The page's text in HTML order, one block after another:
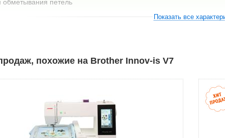
обметывания петель
вышивания "W+" со светодиодным указателем
лапка 1/4 дюйма с направляющей
Показать все
похожие на Brother Innov-is V7